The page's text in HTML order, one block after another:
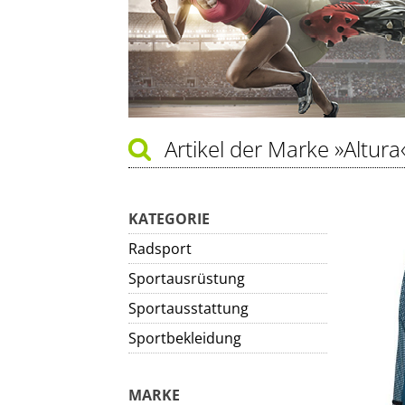
Artikel der Marke
KATEGORIE
Radsport
Sportausrüstung
Sportausstattung
Sportbekleidung
MARKE